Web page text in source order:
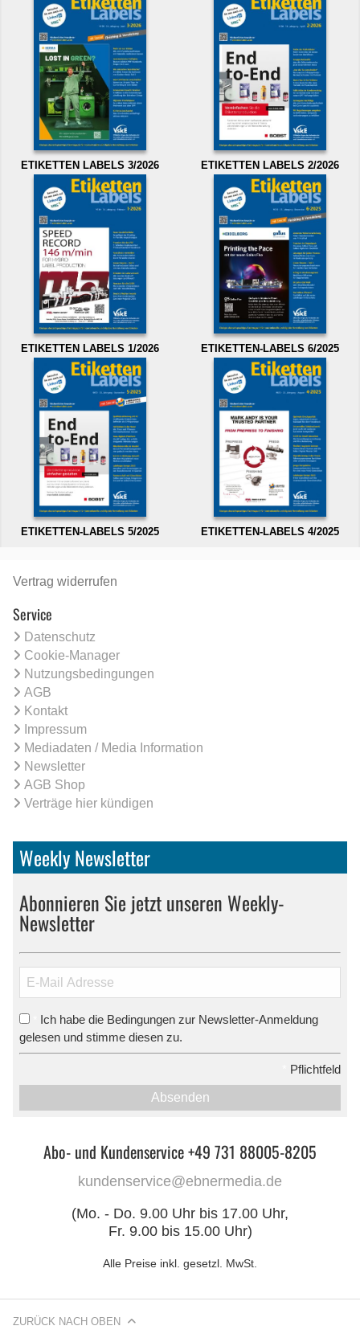
ETIKETTEN LABELS 3/2026 ETIKETTEN LABELS 2/2026
ETIKETTEN LABELS 1/2026 ETIKETTEN-LABELS 6/2025
ETIKETTEN-LABELS 5/2025 ETIKETTEN-LABELS 4/2025
Vertrag widerrufen
Service
Datenschutz
Cookie-Manager
Nutzungsbedingungen
AGB
Kontakt
Impressum
Mediadaten / Media Information
Newsletter
AGB Shop
Verträge hier kündigen
Weekly Newsletter
Abonnieren Sie jetzt unseren Weekly-
Newsletter
Ich habe die Bedingungen zur Newsletter-Anmeldung
gelesen und stimme diesen zu.
Pflichtfeld
Absenden
Abo- und Kundenservice +49 731 88005-8205
kundenservice@ebnermedia.de
(Mo. - Do. 9.00 Uhr bis 17.00 Uhr,
Fr. 9.00 bis 15.00 Uhr)
Alle Preise inkl. gesetzl. MwSt.
ZURÜCK NACH OBEN